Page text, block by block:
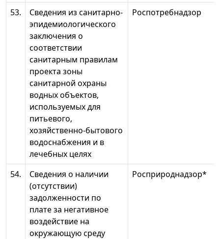
53.
Сведения из санитарно-
эпидемиологического
заключения о
соответствии
санитарным правилам
проекта зоны
санитарной охраны
водных объектов,
используемых для
питьевого,
хозяйственно-бытового
водоснабжения и в
лечебных целях
Роспотребнадзор
54.
Сведения о наличии
(отсутствии)
задолженности по
плате за негативное
воздействие на
окружающую среду
Росприроднадзор*